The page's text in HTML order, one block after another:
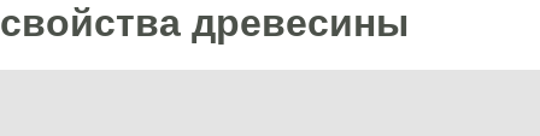
свойства древесины